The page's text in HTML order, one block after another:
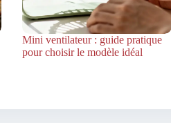
Mini ventilateur : guide pratique
pour choisir le modèle idéal